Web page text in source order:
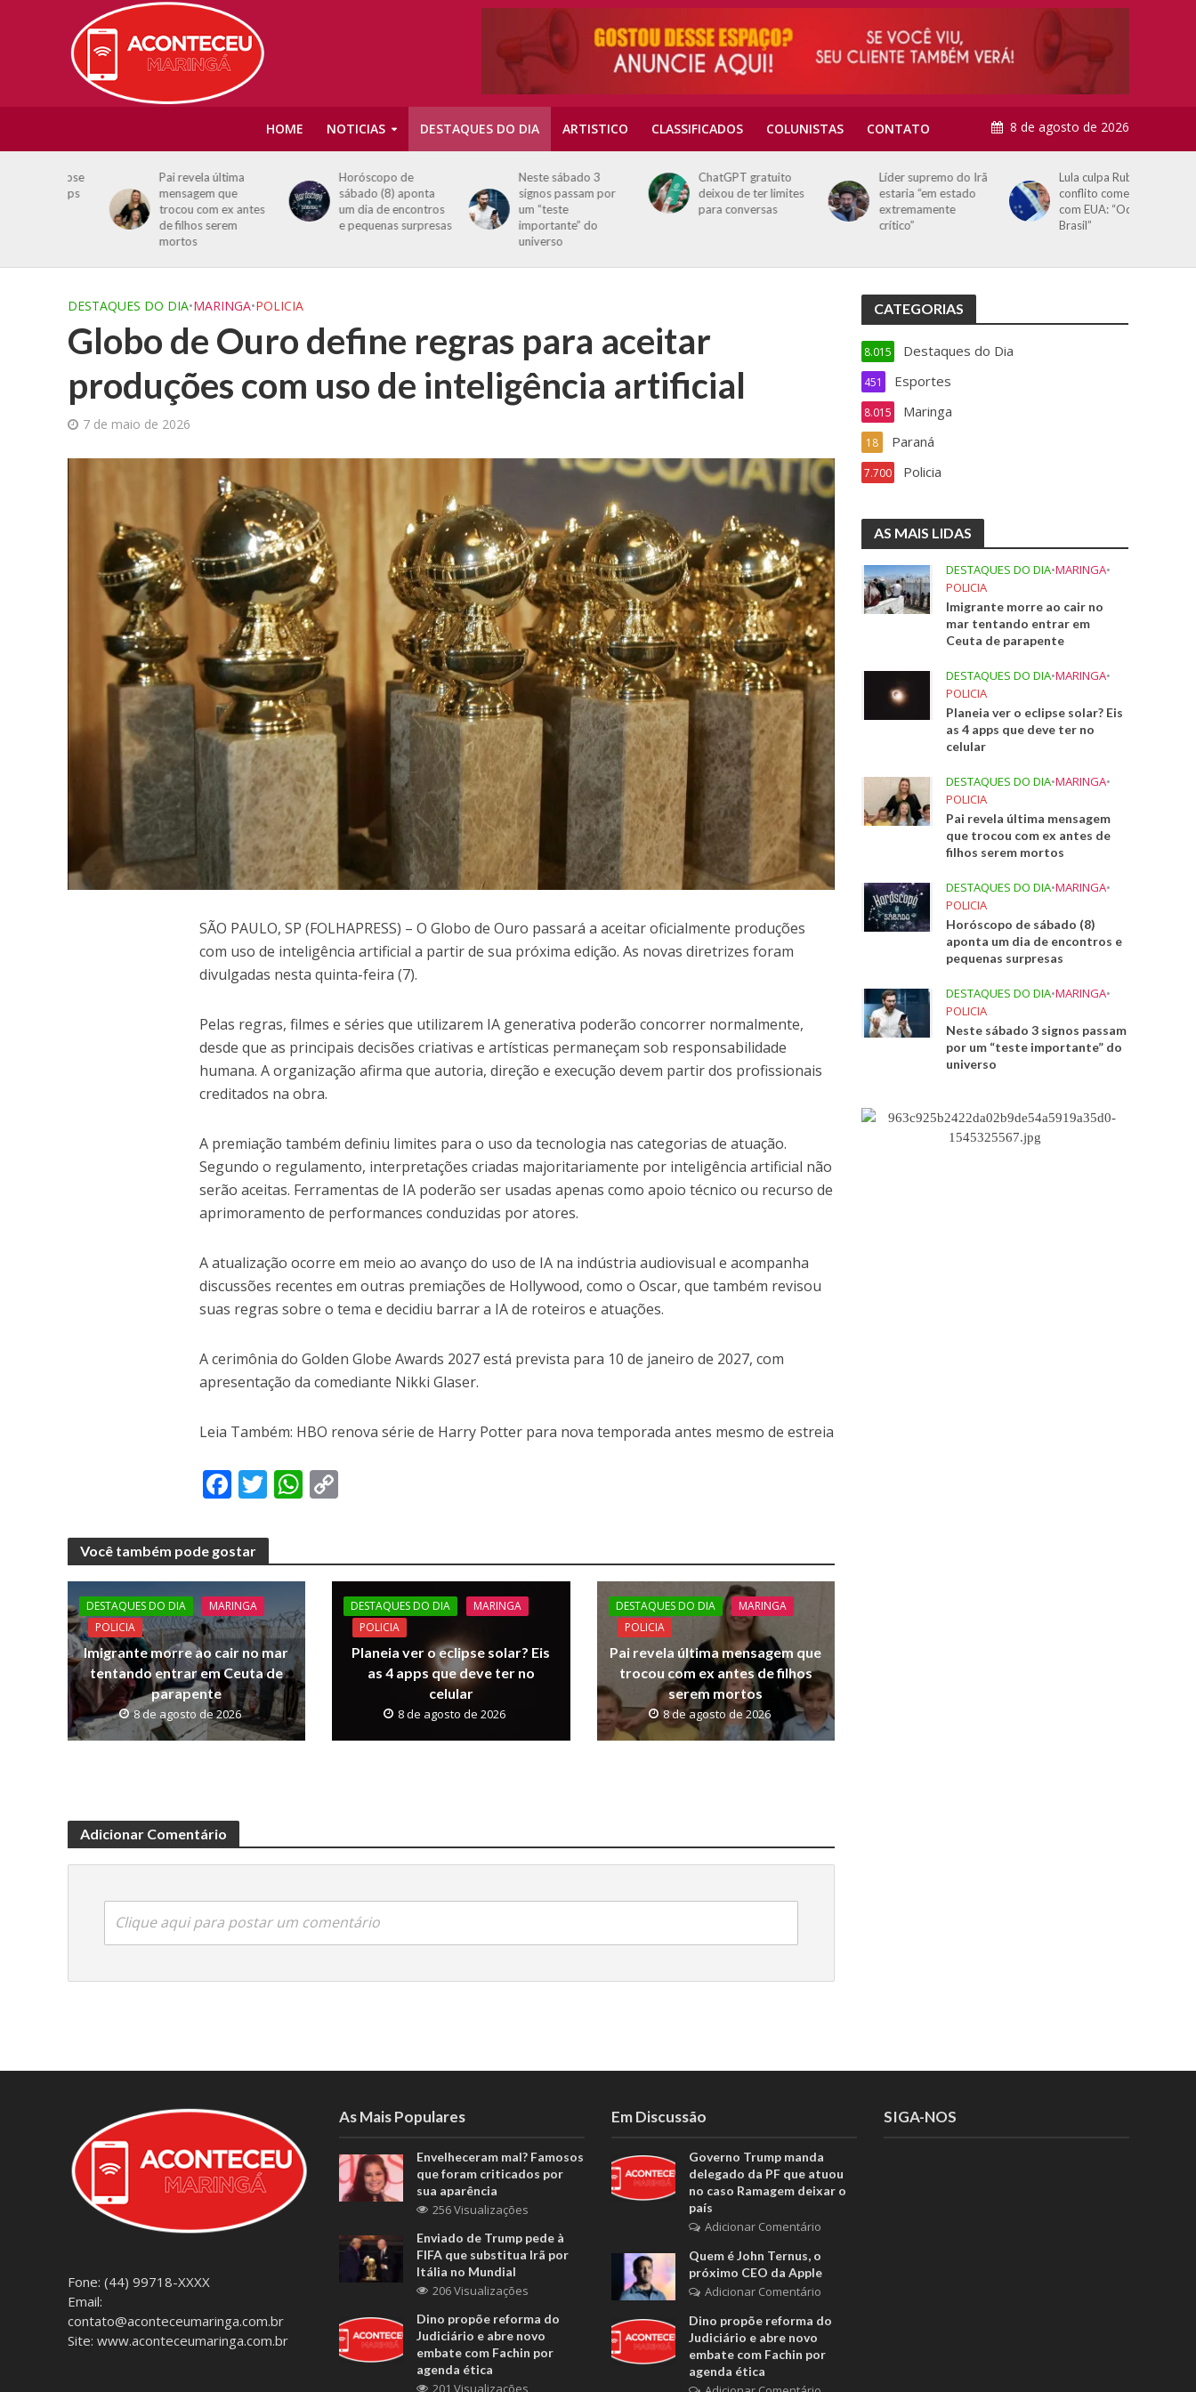
HOME NOTICIAS DESTAQUES DO DIA ARTISTICO CLASSIFICADOS COLUNISTAS CONTATO 8 de agosto de 2026
Pai revela última
mensagem que
trocou com ex antes
de filhos serem
Horóscopo de
sábado (8) aponta
um dia de encontros
e pequenas surpresas
Neste sábado 3
signos passam por
um “teste
importante” do
universo
ChatGPT gratuito
deixou de ter limites
para conversas
Líder supremo do Irã
estaria “em estado
extremamente
crítico”
Lula culpa Rubio por
conflito comercial
com EUA: “Odeia o
Brasil”
DESTAQUES DO DIA•MARINGA•POLICIA
Globo de Ouro define regras para aceitar
produções com uso de inteligência artificial
7 de maio de 2026
SÃO PAULO, SP (FOLHAPRESS) – O Globo de Ouro passará a aceitar oficialmente produções
com uso de inteligência artificial a partir de sua próxima edição. As novas diretrizes foram
divulgadas nesta quinta-feira (7).
Pelas regras, filmes e séries que utilizarem IA generativa poderão concorrer normalmente,
desde que as principais decisões criativas e artísticas permaneçam sob responsabilidade
humana. A organização afirma que autoria, direção e execução devem partir dos profissionais
creditados na obra.
A premiação também definiu limites para o uso da tecnologia nas categorias de atuação.
Segundo o regulamento, interpretações criadas majoritariamente por inteligência artificial não
serão aceitas. Ferramentas de IA poderão ser usadas apenas como apoio técnico ou recurso de
aprimoramento de performances conduzidas por atores.
A atualização ocorre em meio ao avanço do uso de IA na indústria audiovisual e acompanha
discussões recentes em outras premiações de Hollywood, como o Oscar, que também revisou
suas regras sobre o tema e decidiu barrar a IA de roteiros e atuações.
A cerimônia do Golden Globe Awards 2027 está prevista para 10 de janeiro de 2027, com
apresentação da comediante Nikki Glaser.
Leia Também: HBO renova série de Harry Potter para nova temporada antes mesmo de estreia
F
e
b
o
o
k
T
itt
er
W
s
A
p
p
y
Li
n
k
Você também pode gostar
DESTAQUES DO DIA
MARINGA
POLICIA
Imigrante morre ao cair no mar
tentando entrar em Ceuta de
parapente
8 de agosto de 2026
DESTAQUES DO DIA
MARINGA
POLICIA
Planeia ver o eclipse solar? Eis
as 4 apps que deve ter no
celular
8 de agosto de 2026
DESTAQUES DO DIA
MARINGA
POLICIA
Pai revela última mensagem que
trocou com ex antes de filhos
serem mortos
8 de agosto de 2026
Adicionar Comentário
Clique aqui para postar um comentário
CATEGORIAS
Destaques do Dia
8.015
Esportes
451
Maringa
8.015
Paraná
18
Policia
7.700
AS MAIS LIDAS
DESTAQUES DO DIA•MARINGA•
POLICIA
Imigrante morre ao cair no
mar tentando entrar em
Ceuta de parapente
DESTAQUES DO DIA•MARINGA•
POLICIA
Planeia ver o eclipse solar? Eis
as 4 apps que deve ter no
celular
DESTAQUES DO DIA•MARINGA•
POLICIA
Pai revela última mensagem
que trocou com ex antes de
filhos serem mortos
DESTAQUES DO DIA•MARINGA•
POLICIA
Horóscopo de sábado (8)
aponta um dia de encontros e
pequenas surpresas
DESTAQUES DO DIA•MARINGA•
POLICIA
Neste sábado 3 signos passam
por um “teste importante” do
universo
Fone: (44) 99718-XXXX
Email:
contato@aconteceumaringa.com.br
Site: www.aconteceumaringa.com.br
As Mais Populares
Envelheceram mal? Famosos
que foram criticados por
sua aparência
256 Visualizações
Enviado de Trump pede à
FIFA que substitua Irã por
Itália no Mundial
206 Visualizações
Dino propõe reforma do
Judiciário e abre novo
embate com Fachin por
agenda ética
201 Visualizações
Em Discussão
Governo Trump manda
delegado da PF que atuou
no caso Ramagem deixar o
país
Adicionar Comentário
Quem é John Ternus, o
próximo CEO da Apple
Adicionar Comentário
Dino propõe reforma do
Judiciário e abre novo
embate com Fachin por
agenda ética
SIGA-NOS